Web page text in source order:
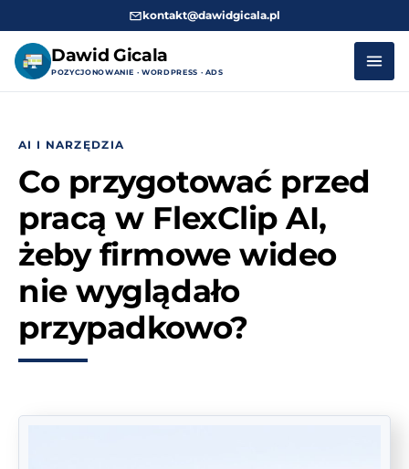
kontakt@dawidgicala.pl
Dawid Gicala
POZYCJONOWANIE · WORDPRESS · ADS
treściAI I NARZĘDZIA
Co przygotować przed
pracą w FlexClip AI,
żeby firmowe wideo
nie wyglądało
przypadkowo?